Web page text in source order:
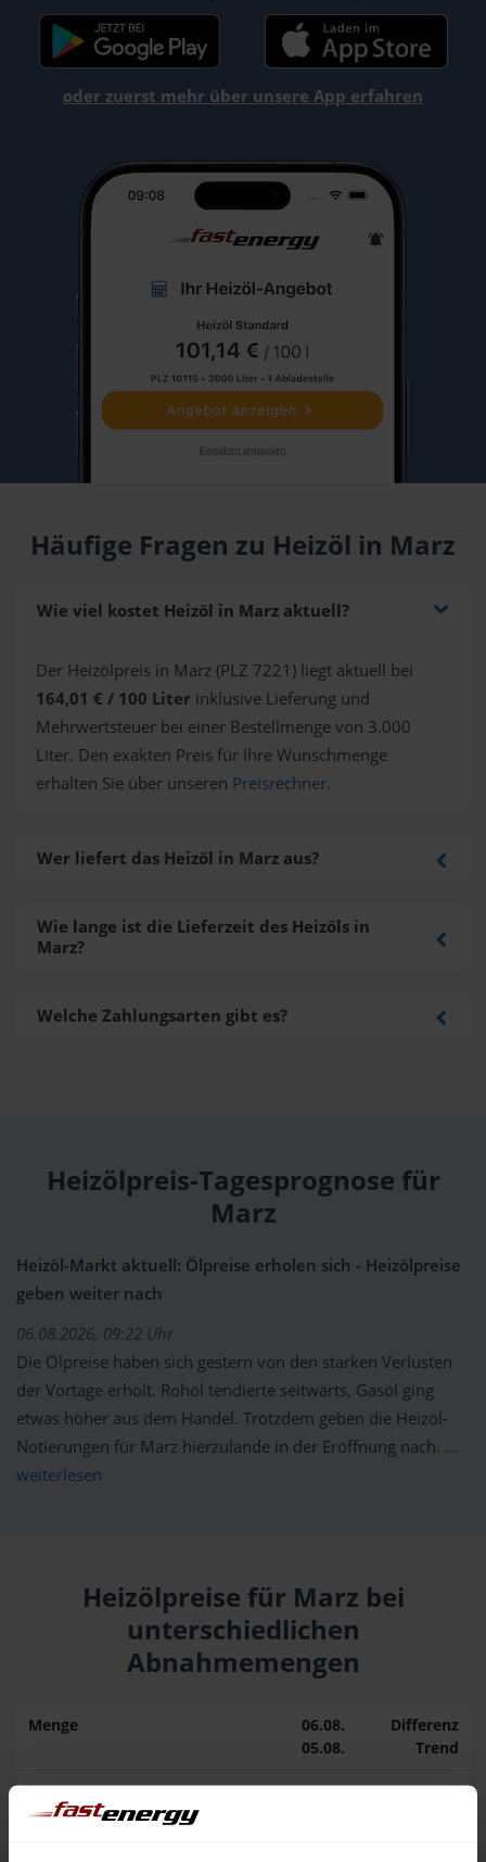
oder zuerst mehr über unsere App erfahren
Häufige Fragen zu Heizöl in Marz
Wie viel kostet Heizöl in Marz aktuell?
Der Heizölpreis in Marz (PLZ 7221) liegt aktuell bei
164,01 € / 100 Liter inklusive Lieferung und
Mehrwertsteuer bei einer Bestellmenge von 3.000
Liter. Den exakten Preis für Ihre Wunschmenge
erhalten Sie über unseren Preisrechner.
Wer liefert das Heizöl in Marz aus?
Wie lange ist die Lieferzeit des Heizöls in
Marz?
Welche Zahlungsarten gibt es?
Heizölpreis-Tagesprognose für
Marz
Heizöl-Markt aktuell: Ölpreise erholen sich - Heizölpreise
geben weiter nach
06.08.2026, 09:22 Uhr
Die Ölpreise haben sich gestern von den starken Verlusten
der Vortage erholt. Rohöl tendierte seitwärts, Gasöl ging
etwas höher aus dem Handel. Trotzdem geben die Heizöl-
Notierungen für Marz hierzulande in der Eröffnung nach. ...
weiterlesen
Heizölpreise für Marz bei
unterschiedlichen
Abnahmemengen
Menge
06.08.
05.08.
Differenz
Trend